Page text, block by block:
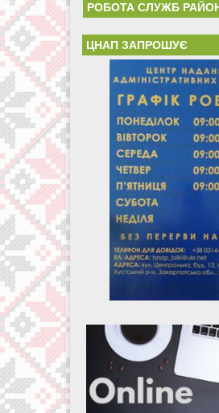
РОБОТА СЛУЖБ
ЦНАП ЗАПРОШУЄ